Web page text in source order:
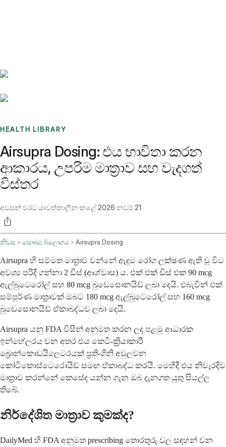
HEALTH LIBRARY
Airsupra Dosing: එය භාවිතා කරන
ආකාරය, උපරිම මාත්‍රාව සහ වැදගත්
විස්තර
අවසන් වරට යාවත්කාලීන කළේ2026 නවම් 21
නිවස සෞඛ්‍ය බ්ලොගය Airsupra Dosing
Airsupra හි සම්මත මාත්‍රාව වන්නේ ඇදුම රෝග ලක්ෂණ ඇති වූ විට
අවශ්‍ය පරිදි ගන්නා 2 ඩිස් (ආශ්වාස) ය. එක් එක් ඩිස් එක 90 mcg
ඇල්බුටෙරෝල් සහ 80 mcg බුඩෙසොනයිඩ් ලබා දෙයි. එබැවින් එක්
සම්පූර්ණ මාත්‍රාවක් ඔබට 180 mcg ඇල්බුටෙරෝල් සහ 160 mcg
බුඩෙසොනයිඩ් ඒකාබද්ධව ලබා දෙයි.
Airsupra යනු FDA විසින් අනුමත කරන ලද පළමු ආධාරක
ඉන්හේලරය වන අතර එය කෙටි-ක්‍රියාකාරී
බ්‍රොන්කොඩයිලෙටරයක් ​​ප්‍රති-ගිනි අවුලවන
කෝටිකොස්ටෙරොයිඩ් සමඟ ඒකාබද්ධ කරයි. මෙහිදී එය නිවැරදිව
මාත්‍රාව කරන්නේ කෙසේද යන්න ගැන ඔබ දැනගත යුතු සියල්ල
තිබේ.
නිර්දේශිත මාත්‍රාව කුමක්ද?
DailyMed හි FDA අනුමත prescribing තොරතුරු වල සඳහන් වන